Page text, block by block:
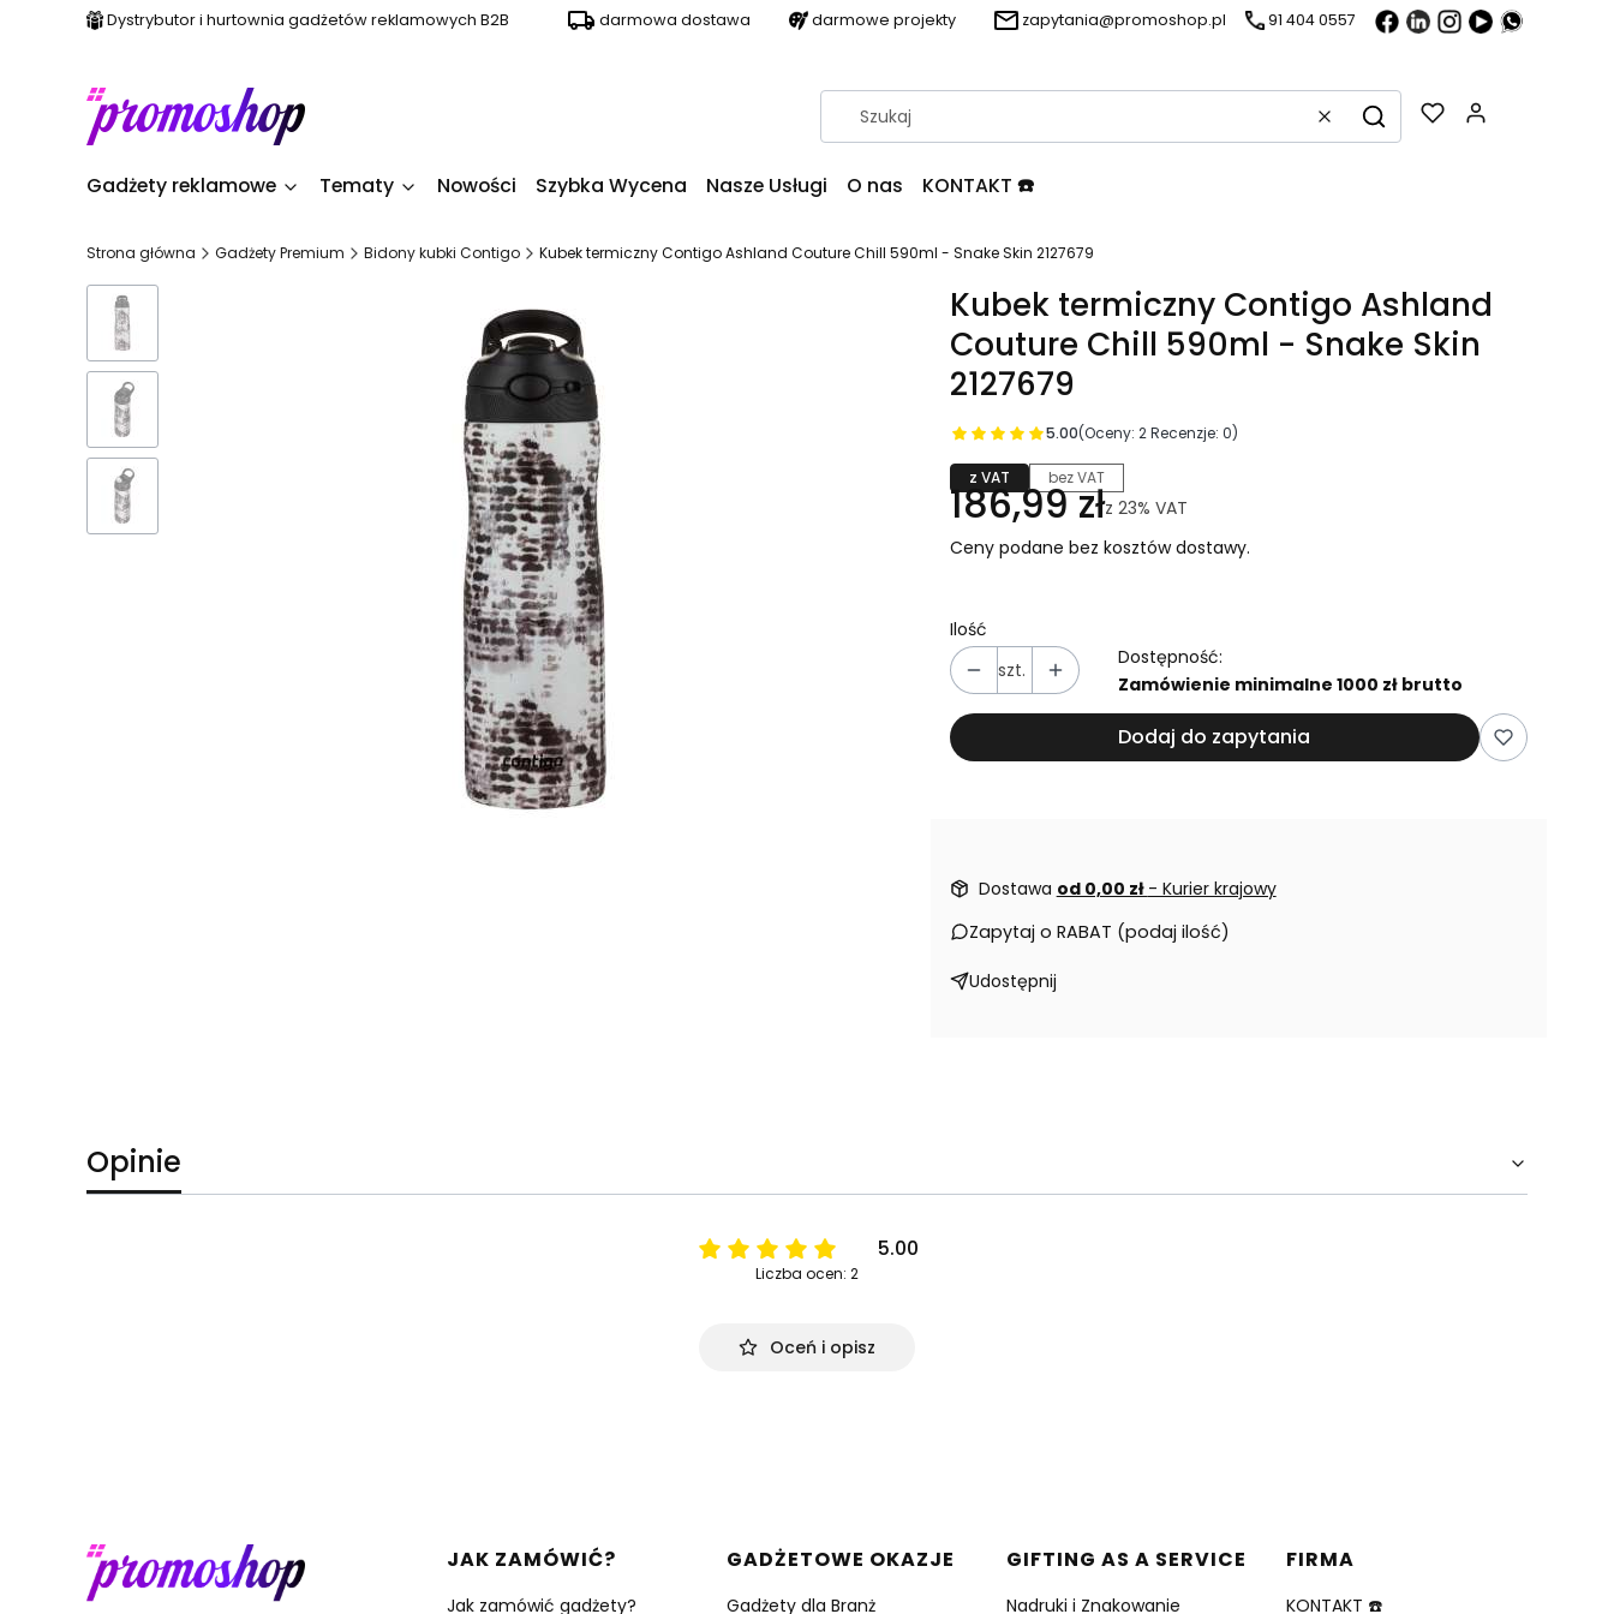
Dystrybutor i hurtownia gadżetów reklamowych B2B darmowa dostawa darmowe projekty zapytania@promoshop.pl 91 404 0557
WyczyśćSzukaj
Gadżety reklamowe Tematy Nowości Szybka Wycena Nasze Usługi O nas KONTAKT ☎️
Strona główna Gadżety Premium Bidony kubki Contigo Kubek termiczny Contigo Ashland Couture Chill 590ml - Snake Skin 2127679
Kubek termiczny Contigo Ashland
Couture Chill 590ml - Snake Skin
2127679
5.00(Oceny: 2 Recenzje: 0)
z VAT bez VAT
186,99 złz 23% VAT
Ceny podane bez kosztów dostawy.
Ilość
szt.
Dostępność:
Zamówienie minimalne 1000 zł brutto
Dodaj do zapytania
Dostawa od 0,00 zł - Kurier krajowy
Zapytaj o RABAT (podaj ilość)
Udostępnij
Opinie
5.00
Liczba ocen: 2
Oceń i opisz
Linki w stopce
JAK ZAMÓWIĆ?
Jak zamówić gadżety?
GADŻETOWE OKAZJE
Gadżety dla Branż
GIFTING AS A SERVICE
Nadruki i Znakowanie
FIRMA
KONTAKT ☎️